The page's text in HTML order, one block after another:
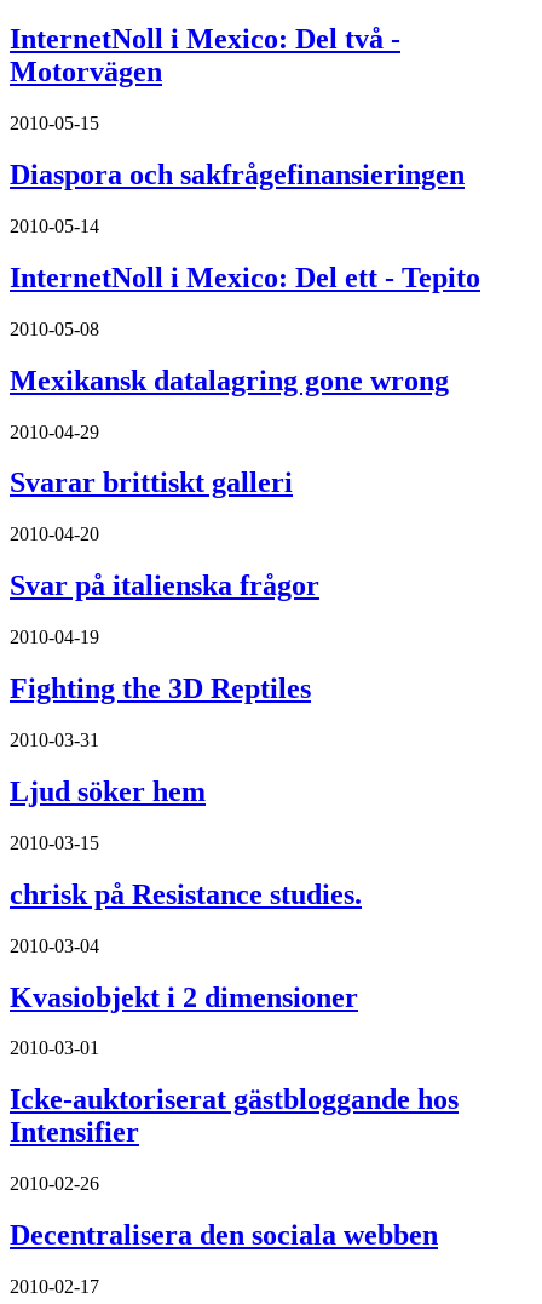
InternetNoll i Mexico: Del två -
Motorvägen
2010-05-15
Diaspora och sakfrågefinansieringen
2010-05-14
InternetNoll i Mexico: Del ett - Tepito
2010-05-08
Mexikansk datalagring gone wrong
2010-04-29
Svarar brittiskt galleri
2010-04-20
Svar på italienska frågor
2010-04-19
Fighting the 3D Reptiles
2010-03-31
Ljud söker hem
2010-03-15
chrisk på Resistance studies.
2010-03-04
Kvasiobjekt i 2 dimensioner
2010-03-01
Icke-auktoriserat gästbloggande hos
Intensifier
2010-02-26
Decentralisera den sociala webben
2010-02-17